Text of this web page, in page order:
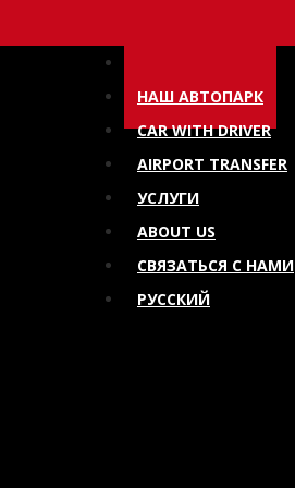
НАШ АВТОПАРК
CAR WITH DRIVER
AIRPORT TRANSFER
УСЛУГИ
ABOUT US
СВЯЗАТЬСЯ С НАМИ
РУССКИЙ